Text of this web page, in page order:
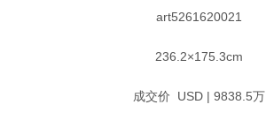
art5261620021
236.2×175.3cm
成交价 USD | 9838.5万